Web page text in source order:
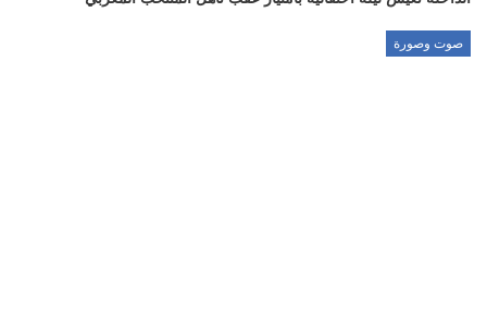
صوت وصورة